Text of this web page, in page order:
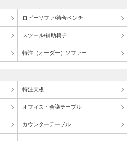
ロビーソファ/待合ベンチ
スツール/補助椅子
特注（オーダー）ソファー
特注天板
オフィス・会議テーブル
カウンターテーブル